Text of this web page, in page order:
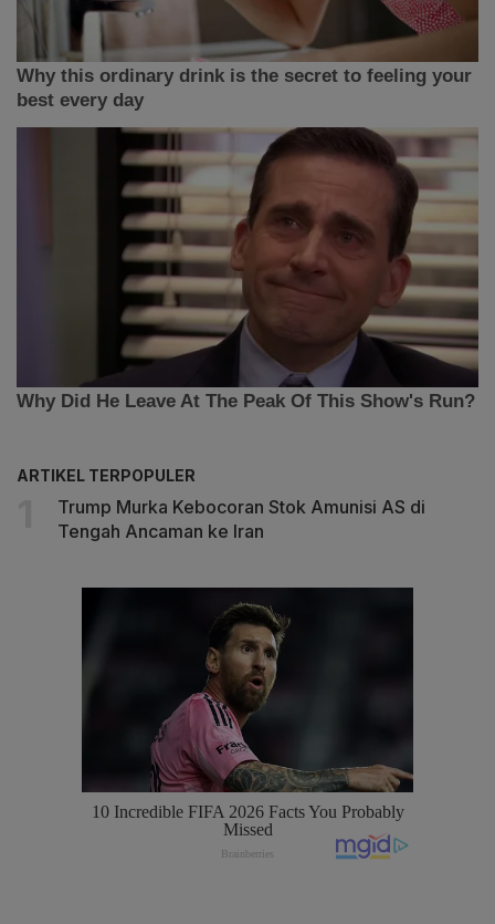
ARTIKEL TERPOPULER
Trump Murka Kebocoran Stok Amunisi AS di
Tengah Ancaman ke Iran